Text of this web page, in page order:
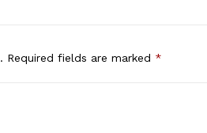
Required fields are marked *